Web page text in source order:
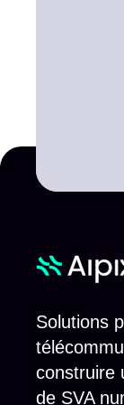
Solutions
construire
de SVA